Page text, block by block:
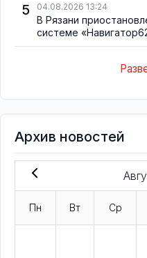
5 04.08.2026 13:24
В Рязани
системе
Архив новостей
Пн Вт Ср